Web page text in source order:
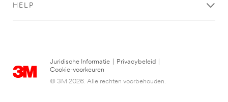
HELP
Juridische Informatie Privacybeleid
Cookie-voorkeuren
© 3M 2026. Alle rechten voorbehouden.